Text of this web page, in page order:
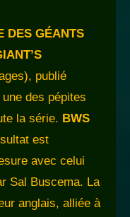
DES GÉANTS
publié
des pépites
la série. BWS
est
avec celui
Sal Buscema. La
anglais, alliée à